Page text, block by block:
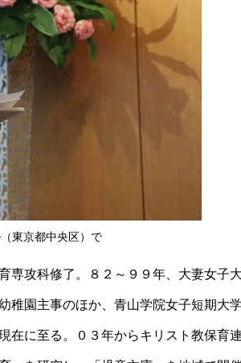
東京都中央区）で
専攻科修了。８２～９９年、大妻女子
稚園主事のほか、青山学院女子短期大
在に至る。０３年からキリスト教保育